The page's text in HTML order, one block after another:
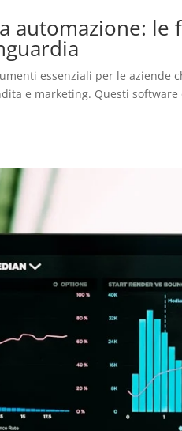
automazione: le
essenziali per le
e marketing. Questi